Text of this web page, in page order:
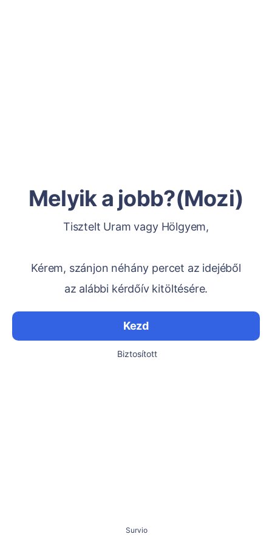
Melyik a jobb?(Mozi)
Tisztelt Uram vagy Hölgyem,
Kérem, szánjon néhány percet az idejéből
az alábbi kérdőív kitöltésére.
Kezd
Biztosított
Survio